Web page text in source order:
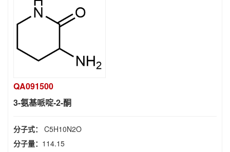
QA091500
3-氨基哌啶-2-酮
分子式： C5H10N2O
分子量： 114.15